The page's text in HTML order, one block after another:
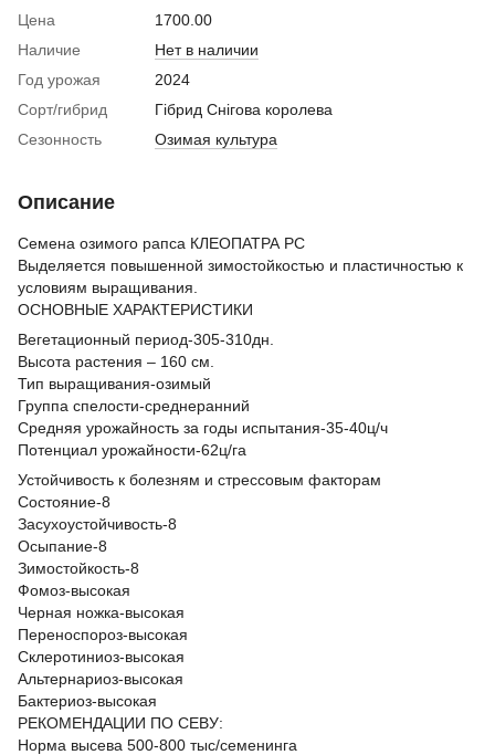
Цена
1700.00
Наличие
Нет в наличии
Год урожая
2024
Сорт/гибрид
Гібрид Снігова королева
Сезонность
Озимая культура
Описание
Семена озимого рапса КЛЕОПАТРА РС
Выделяется повышенной зимостойкостью и пластичностью к
условиям выращивания.
ОСНОВНЫЕ ХАРАКТЕРИСТИКИ
Вегетационный период-305-310дн.
Высота растения – 160 см.
Тип выращивания-озимый
Группа спелости-среднеранний
Средняя урожайность за годы испытания-35-40ц/ч
Потенциал урожайности-62ц/га
Устойчивость к болезням и стрессовым факторам
Состояние-8
Засухоустойчивость-8
Осыпание-8
Зимостойкость-8
Фомоз-высокая
Черная ножка-высокая
Переноспороз-высокая
Склеротиниоз-высокая
Альтернариоз-высокая
Бактериоз-высокая
РЕКОМЕНДАЦИИ ПО СЕВУ:
Норма высева 500-800 тыс/семенинга